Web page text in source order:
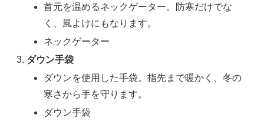
首元を温めるネックゲーター。防寒だけでな
く、風よけにもなります。
ネックゲーター
ダウン手袋
ダウンを使用した手袋。指先まで暖かく、冬の
寒さから手を守ります。
ダウン手袋